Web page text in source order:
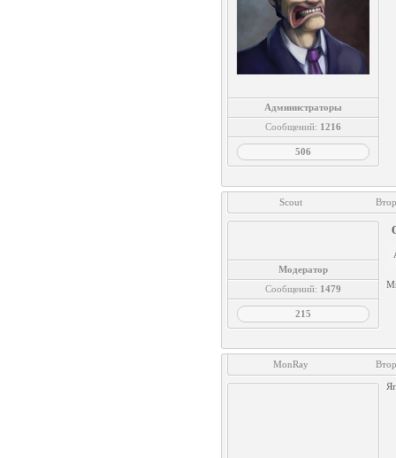
Администраторы
Сообщений: 1216
506
Scout
Модератор
Сообщений: 1479
215
MonRay